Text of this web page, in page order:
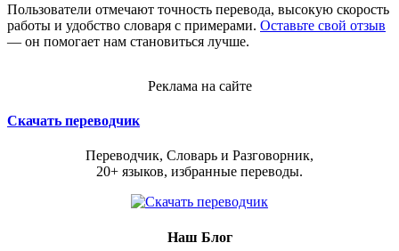
Пользователи отмечают точность перевода, высокую скорость
работы и удобство словаря с примерами. Оставьте свой отзыв
— он помогает нам становиться лучше.
Реклама на сайте
Скачать переводчик
Переводчик, Словарь и Разговорник,
20+ языков, избранные переводы.
Наш Блог